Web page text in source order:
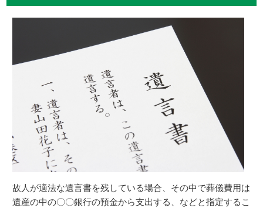
故人が適法な遺言書を残している場合、その中で葬儀費用は
遺産の中の〇〇銀行の預金から支出する、などと指定するこ